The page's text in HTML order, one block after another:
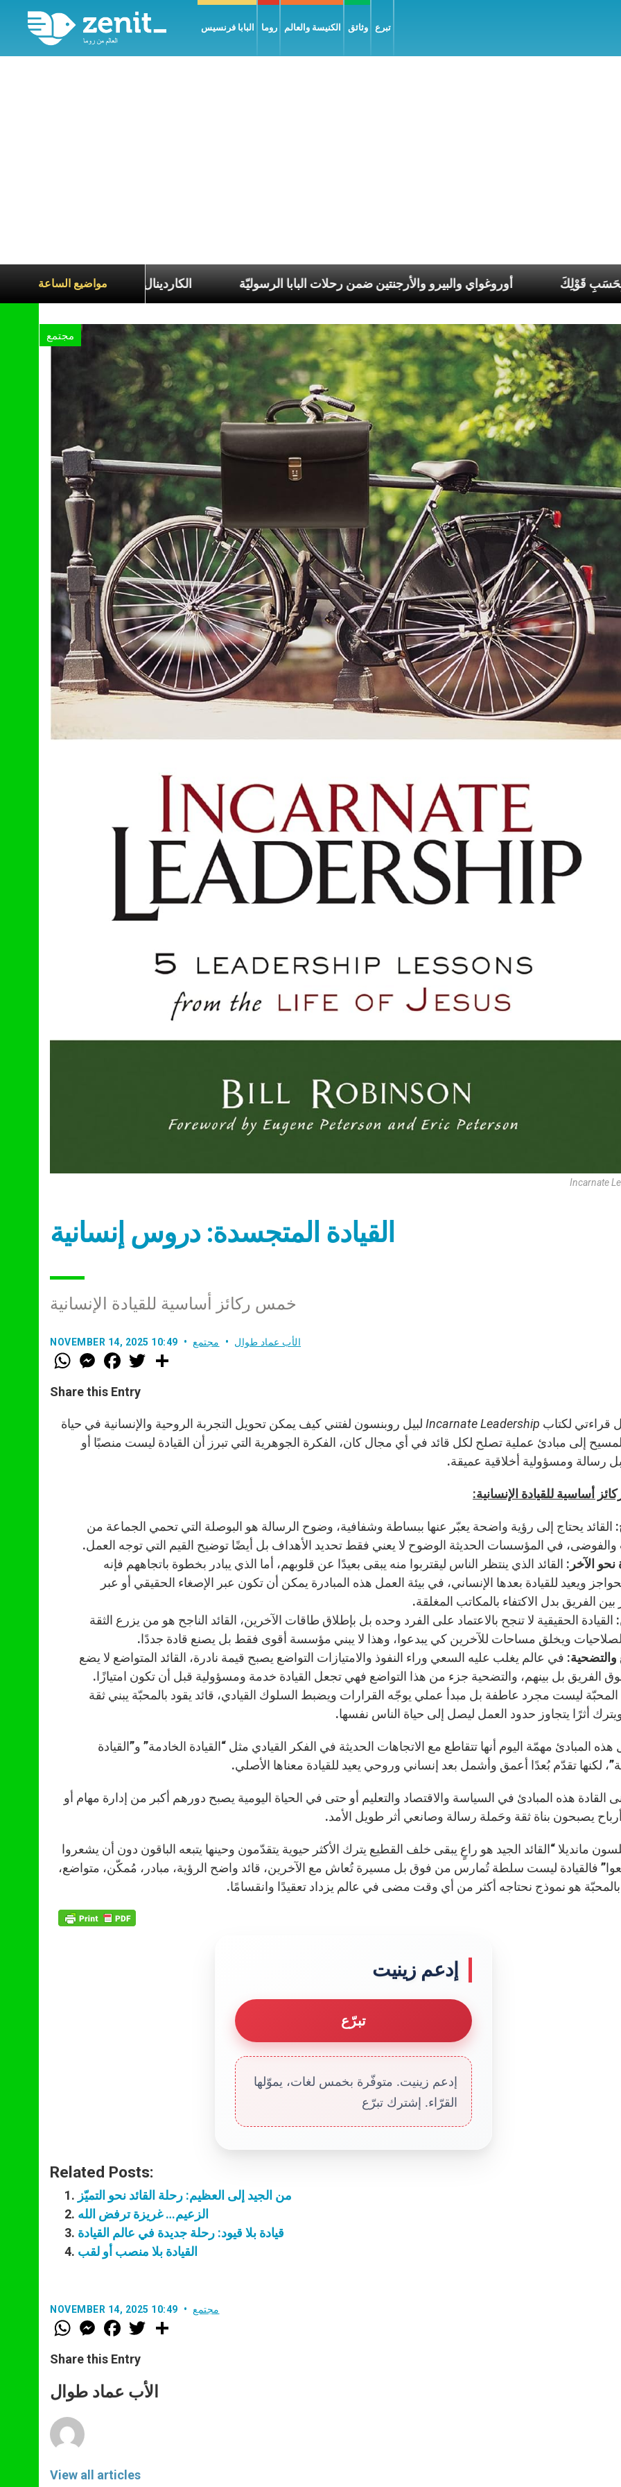
البابا فرنسيس روما الكنيسة والعالم وثائق تبرع
مواضيع الساعة
الكاردينال بارولين: أوروغواي والبيرو والأرجنتين ضمن رحلات البابا الرسوليّة فليكُن لي بِحَسَبِ قَوْلِكَ
مجتمع
Incarnate
القيادة المتجسدة: دروس إنسانية
خمس ركائز أساسية للقيادة الإنسانية
NOVEMBER 14, 2025 10:49 الأب عماد طوال مجتمع
W
h
t
s
p
p
M
e
s
e
g
e
r
F
a
e
b
o
k
w
r
Share this Entry
قراءتي لكتاب Incarnate Leadership لبيل روبنسون لفتني كيف يمكن تحويل التجربة الروحية والإنسانية في حياة
إلى مبادئ عملية تصلح لكل قائد في أي مجال كان، الفكرة الجوهرية التي تبرز أن القيادة ليست منصبًا أو
رسالة ومسؤولية أخلاقية عميقة.
أساسية للقيادة الإنسانية:
: القائد يحتاج إلى رؤية واضحة يعبّر عنها ببساطة وشفافية، وضوح الرسالة هو البوصلة التي تحمي الجماعة من
والفوضى، في المؤسسات الحديثة الوضوح لا يعني فقط تحديد الأهداف بل أيضًا توضيح القيم التي توجه العمل.
نحو الآخر: القائد الذي ينتظر الناس ليقتربوا منه يبقى بعيدًا عن قلوبهم، أما الذي يبادر بخطوة باتجاههم فإنه
ويعيد للقيادة بعدها الإنساني، في بيئة العمل هذه المبادرة يمكن أن تكون عبر الإصغاء الحقيقي أو عبر
الفريق بدل الاكتفاء بالمكاتب المغلقة.
: القيادة الحقيقية لا تنجح بالاعتماد على الفرد وحده بل بإطلاق طاقات الآخرين، القائد الناجح هو من يزرع الثقة
ويخلق مساحات للآخرين كي يبدعوا، وهذا لا يبني مؤسسة أقوى فقط بل يصنع قادة جددًا.
والتضحية: في عالم يغلب عليه السعي وراء النفوذ والامتيازات التواضع يصبح قيمة نادرة، القائد المتواضع لا يضع
الفريق بل بينهم، والتضحية جزء من هذا التواضع فهي تجعل القيادة خدمة ومسؤولية قبل أن تكون امتيازًا.
المحبّة ليست مجرد عاطفة بل مبدأ عملي يوجّه القرارات ويضبط السلوك القيادي، قائد يقود بالمحبّة يبني ثقة
أثرًا يتجاوز حدود العمل ليصل إلى حياة الناس نفسها.
المبادئ مهمّة اليوم أنها تتقاطع مع الاتجاهات الحديثة في الفكر القيادي مثل “القيادة الخادمة” و”القيادة
لكنها تقدّم بُعدًا أعمق وأشمل بعد إنساني وروحي يعيد للقيادة معناها الأصلي.
القادة هذه المبادئ في السياسة والاقتصاد والتعليم أو حتى في الحياة اليومية يصبح دورهم أكبر من إدارة مهام أو
يصبحون بناة ثقة وحَملة رسالة وصانعي أثر طويل الأمد.
مانديلا “القائد الجيد هو راعٍ يبقى خلف القطيع يترك الأكثر حيوية يتقدّمون وحينها يتبعه الباقون دون أن يشعروا
فالقيادة ليست سلطة تُمارس من فوق بل مسيرة تُعاش مع الآخرين، قائد واضح الرؤية، مبادر، مُمكّن، متواضع،
هو نموذج نحتاجه أكثر من أي وقت مضى في عالم يزداد تعقيدًا وانقسامًا.
إدعم زينيت
تبرّع
إدعم زينيت. متوفّرة بخمس لغات، يموّلها
القرّاء. إشترك تبرّع
Related Posts:
من الجيد إلى العظيم: رحلة القائد نحو التميّز
الزعيم… غريزة ترفض الله
قيادة بلا قيود: رحلة جديدة في عالم القيادة
القيادة بلا منصب أو لقب
NOVEMBER 14, 2025 10:49 مجتمع
W
h
t
s
p
p
M
e
s
e
g
e
F
a
e
b
o
k
w
r
Share this Entry
الأب عماد طوال
View all articles